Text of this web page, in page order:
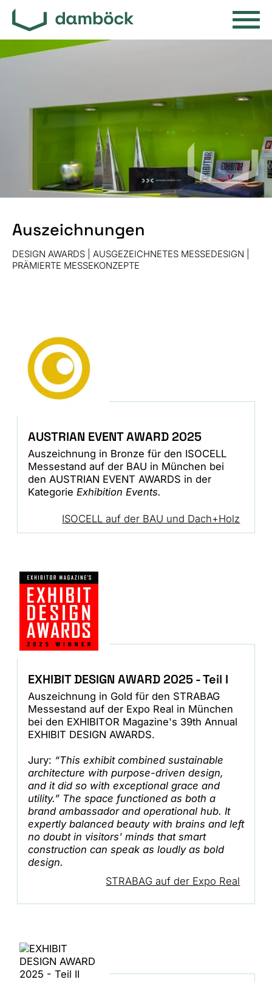
Auszeichnungen
DESIGN AWARDS | AUSGEZEICHNETES MESSEDESIGN |
PRÄMIERTE MESSEKONZEPTE
AUSTRIAN EVENT AWARD 2025
Auszeichnung in Bronze für den ISOCELL
Messestand auf der BAU in München bei
den AUSTRIAN EVENT AWARDS in der
Kategorie Exhibition Events.
ISOCELL auf der BAU und Dach+Holz
EXHIBIT DESIGN AWARD 2025 - Teil I
Auszeichnung in Gold für den STRABAG
Messestand auf der Expo Real in München
bei den EXHIBITOR Magazine's 39th Annual
EXHIBIT DESIGN AWARDS.
Jury: “This exhibit combined sustainable
architecture with purpose-driven design,
and it did so with exceptional grace and
utility.” The space functioned as both a
brand ambassador and operational hub. It
expertly balanced beauty with brains and left
no doubt in visitors' minds that smart
construction can speak as loudly as bold
design.
STRABAG auf der Expo Real